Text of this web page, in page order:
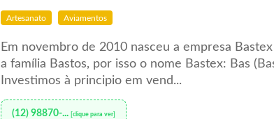
Artesanato Aviamentos
Em novembro de 2010 nasceu a empresa
a família Bastos, por isso o nome Bastex: Bas
Investimos à principio em vend...
(12) 98870-... [clique para ver]